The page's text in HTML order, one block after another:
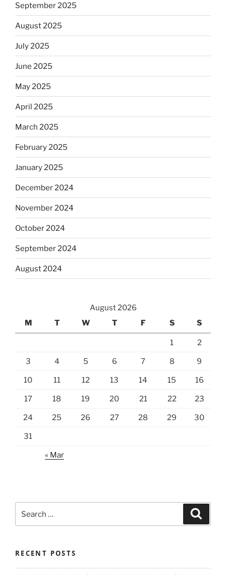
September 2025
August 2025
July 2025
June 2025
May 2025
April 2025
March 2025
February 2025
January 2025
December 2024
November 2024
October 2024
September 2024
August 2024
August 2026
M
T W T F S S
1 2
3 4 5 6 7 8 9
10 11 12 13 14 15 16
17 18 19 20 21 22 23
24 25 26 27 28 29 30
31
« Mar
for:
RECENT POSTS